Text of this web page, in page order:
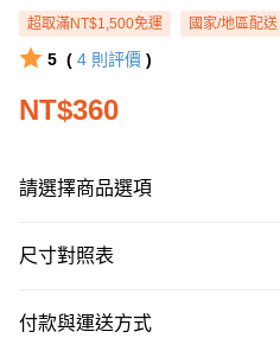
超取滿NT$1,500免運 國家/地區配送
5 ( 4 則評價 )
NT$360
請選擇商品選項
尺寸對照表
付款與運送方式